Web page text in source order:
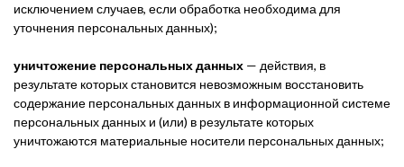
исключением случаев, если обработка необходима для
уточнения персональных данных);
уничтожение персональных данных — действия, в
результате которых становится невозможным восстановить
содержание персональных данных в информационной системе
персональных данных и (или) в результате которых
уничтожаются материальные носители персональных данных;